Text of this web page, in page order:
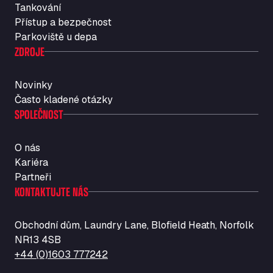
Str. Vigentina, 205 km 5+380, 27010
Autotransit Amann
Auf dem Dreisch 8, 34346
Avin Kominis
AW Jenkinson Runcorn Truck Parking
Ashville Way, WA7 3EZ
AWJ Penrith Truckstop
Backline Logistics Limited
Hill Barton Business park, EX5 1DR
Ballestas Flores
Ctra C 157 , 37009
Ballinluig, PH9 0LG
Bapaume Truck House A1
Tankování
Přístup a bezpečnost
Parkoviště u depa
ZDROJE
Novinky
Často kladené otázky
SPOLEČNOST
O nás
Kariéra
Partneři
KONTAKTUJTE NÁS
Obchodní dům, Laundry Lane, Blofield Heath, Norfolk
NR13 4SB
+44 (0)1603 777242